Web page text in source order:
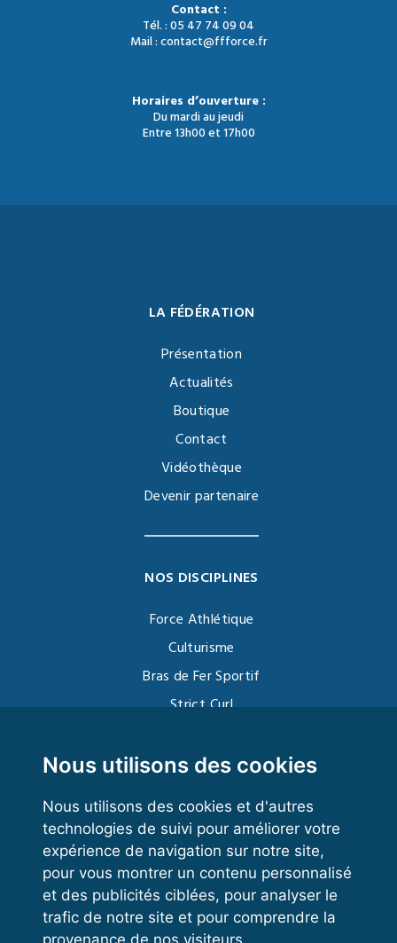
Nous utilisons des cookies
Nous utilisons des cookies et d'autres
technologies de suivi pour améliorer votre
expérience de navigation sur notre site,
pour vous montrer un contenu personnalisé
et des publicités ciblées, pour analyser le
trafic de notre site et pour comprendre la
provenance de nos visiteurs.
Contact :
Tél. : 05 47 74 09 04
Mail : contact@ffforce.fr
Horaires d’ouverture :
Du mardi au jeudi
Entre 13h00 et 17h00
LA FÉDÉRATION
Présentation
Actualités
Boutique
Contact
Vidéothèque
Devenir partenaire
NOS DISCIPLINES
Force Athlétique
Culturisme
Bras de Fer Sportif
Strict Curl
Kettlebell
VOS ESPACES
Espace dirigeant
Espace licencié